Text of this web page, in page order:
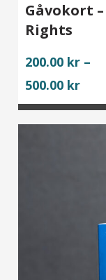
Gåvokort
Rights
200.00 kr –
500.00 krPrice